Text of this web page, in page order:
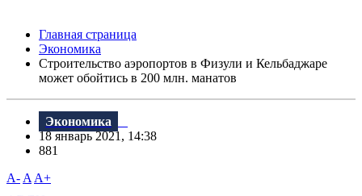
Главная страница
Экономика
Строительство аэропортов в Физули и Кельбаджаре
может обойтись в 200 млн. манатов
Экономика
18 январь 2021, 14:38
881
A- A A+